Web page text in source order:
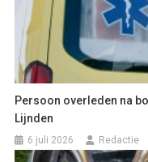
Persoon overleden na
Lijnden
6 juli 2026 Redactie